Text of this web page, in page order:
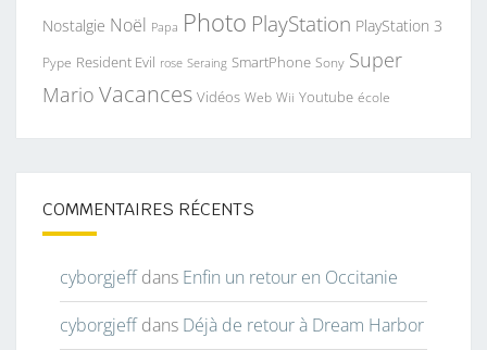
Nostalgie Noël Papa Photo PlayStation PlayStation 3
Pype Resident Evil rose Seraing SmartPhone Sony Super
Mario Vacances Vidéos Web Wii Youtube école
COMMENTAIRES RÉCENTS
cyborgjeffdans Enfin un retour en Occitanie
cyborgjeffdans Déjà de retour à Dream Harbor